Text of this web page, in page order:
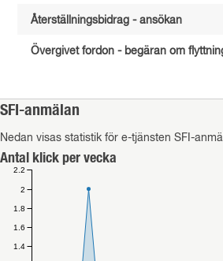
Återställningsbidrag - ansökan
Övergivet fordon - begäran om
SFI-anmälan
Nedan visas statistik för e-tjänsten SFI-
Antal klick per vecka
1.4
1.6
1.8
2
2.2